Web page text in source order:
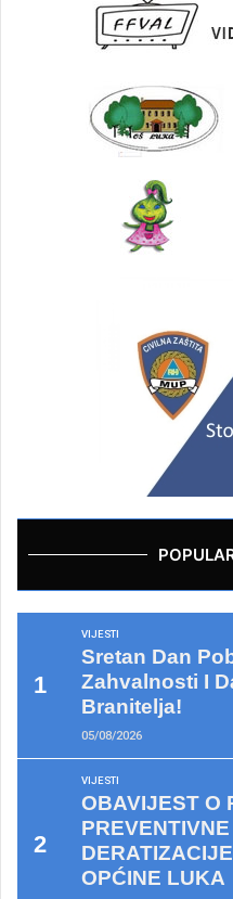
VIJESTI
Sretan Dan
Zahvalnosti I
Branitelja!
05/08/2026
VIJESTI
OBAVIJEST O
OPĆINE LUKA